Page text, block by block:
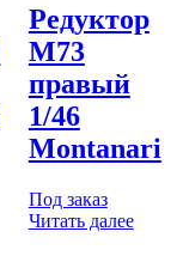
Редуктор
M73
правый
1/46
Montanari
Под заказ
Читать далее